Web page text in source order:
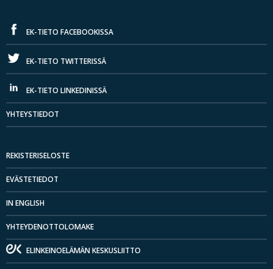
EK-TIETO FACEBOOKISSA
EK-TIETO TWITTERISSÄ
EK-TIETO LINKEDINISSÄ
YHTEYSTIEDOT
REKISTERISELOSTE
EVÄSTETIEDOT
IN ENGLISH
YHTEYDENOTTOLOMAKE
ELINKEINOELÄMÄN KESKUSLIITTO